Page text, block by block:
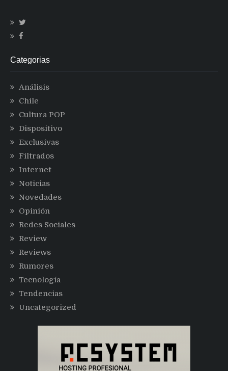
Categorias
Análisis
Chile
Cultura POP
Dispositivo
Exclusivas
Filtrados
Internet
Noticias
Novedades
Opinión
Redes Sociales
Review
Reviews
Rumores
Tecnología
Tendencias
Uncategorized